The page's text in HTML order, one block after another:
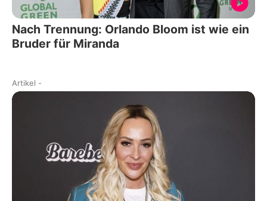
Nach Trennung: Orlando Bloom ist wie ein
Bruder für Miranda
Artikel -